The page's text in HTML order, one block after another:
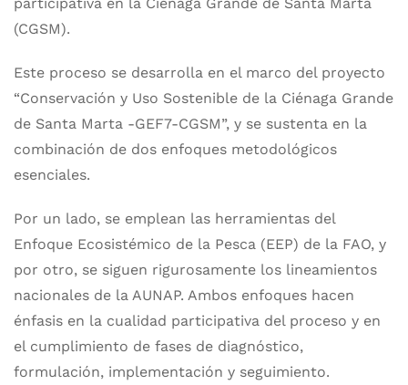
(CGSM).
Este proceso se desarrolla en el marco del proyecto
“Conservación y Uso Sostenible de la Ciénaga Grande
de Santa Marta -GEF7-CGSM”, y se sustenta en la
combinación de dos enfoques metodológicos
esenciales.
Por un lado, se emplean las herramientas del
Enfoque Ecosistémico de la Pesca (EEP) de la FAO, y
por otro, se siguen rigurosamente los lineamientos
nacionales de la AUNAP. Ambos enfoques hacen
énfasis en la cualidad participativa del proceso y en
el cumplimiento de fases de diagnóstico,
formulación, implementación y seguimiento.